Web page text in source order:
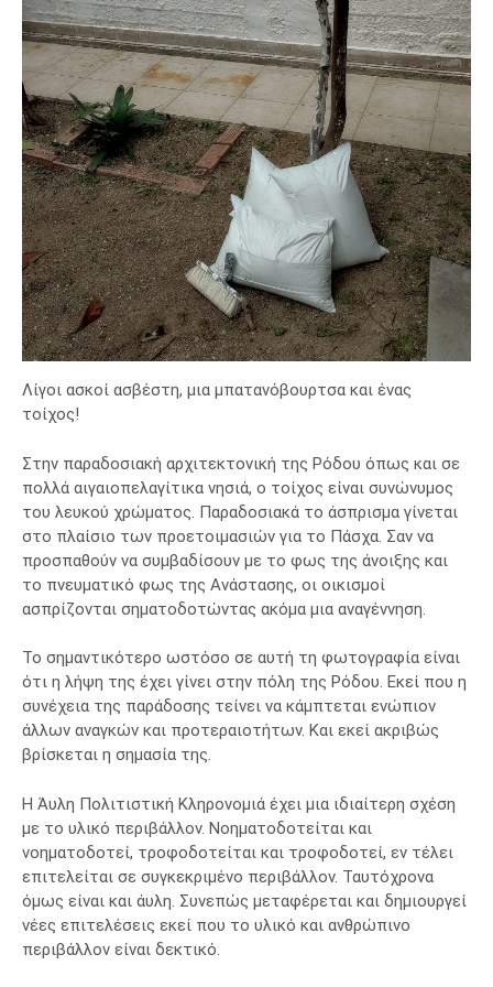
Λίγοι ασκοί ασβέστη, μια μπατανόβουρτσα και ένας
τοίχος!
Στην παραδοσιακή αρχιτεκτονική της Ρόδου όπως και σε
πολλά αιγαιοπελαγίτικα νησιά, ο τοίχος είναι συνώνυμος
του λευκού χρώματος. Παραδοσιακά το άσπρισμα γίνεται
στο πλαίσιο των προετοιμασιών για το Πάσχα. Σαν να
προσπαθούν να συμβαδίσουν με το φως της άνοιξης και
το πνευματικό φως της Ανάστασης, οι οικισμοί
ασπρίζονται σηματοδοτώντας ακόμα μια αναγέννηση.
Το σημαντικότερο ωστόσο σε αυτή τη φωτογραφία είναι
ότι η λήψη της έχει γίνει στην πόλη της Ρόδου. Εκεί που η
συνέχεια της παράδοσης τείνει να κάμπτεται ενώπιον
άλλων αναγκών και προτεραιοτήτων. Και εκεί ακριβώς
βρίσκεται η σημασία της.
Η Άυλη Πολιτιστική Κληρονομιά έχει μια ιδιαίτερη σχέση
με το υλικό περιβάλλον. Νοηματοδοτείται και
νοηματοδοτεί, τροφοδοτείται και τροφοδοτεί, εν τέλει
επιτελείται σε συγκεκριμένο περιβάλλον. Ταυτόχρονα
όμως είναι και άυλη. Συνεπώς μεταφέρεται και δημιουργεί
νέες επιτελέσεις εκεί που το υλικό και ανθρώπινο
περιβάλλον είναι δεκτικό.